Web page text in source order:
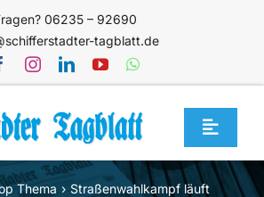
06235 – 92690
tagblatt.de
Toggle
Thema Straßenwahlkampf läuft